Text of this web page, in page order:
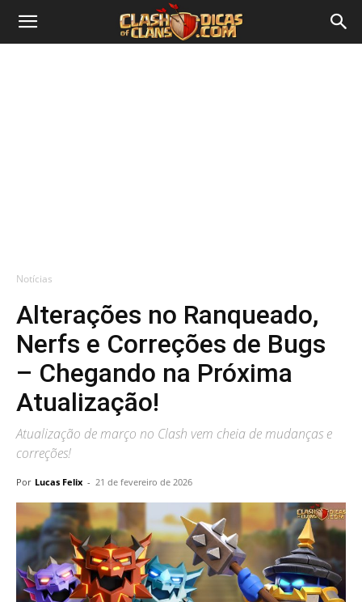
Notícias
Alterações no Ranqueado,
Nerfs e Correções de Bugs
– Chegando na Próxima
Atualização!
Atualização de março no Clash vem cheia de mudanças e
correções!
Por Lucas Felix - 21 de fevereiro de 2026